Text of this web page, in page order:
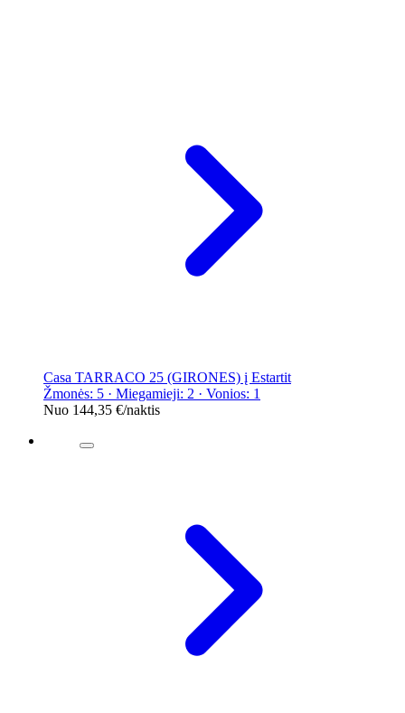
Casa TARRACO 25 (GIRONES) į Estartit
Žmonės: 5 · Miegamieji: 2 · Vonios: 1
Nuo 144,35 €/naktis